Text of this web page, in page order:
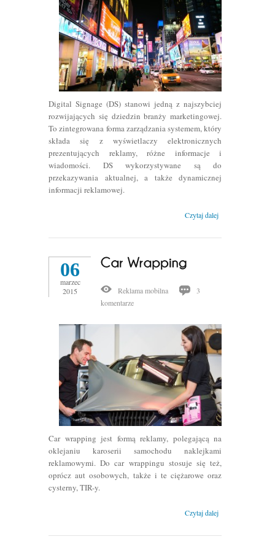
Digital Signage (DS) stanowi jedną z najszybciej
rozwijających się dziedzin branży marketingowej.
To zintegrowana forma zarządzania systemem, który
składa się z wyświetlaczy elektronicznych
prezentujących reklamy, różne informacje i
wiadomości. DS wykorzystywane są do
przekazywania aktualnej, a także dynamicznej
informacji reklamowej.
Czytaj dalej
06
marzec
2015
Reklama mobilna
3
komentarze
Car wrapping jest formą reklamy, polegającą na
oklejaniu karoserii samochodu naklejkami
reklamowymi. Do car wrappingu stosuje się też,
oprócz aut osobowych, także i te ciężarowe oraz
cysterny, TIR-y.
Czytaj dalej